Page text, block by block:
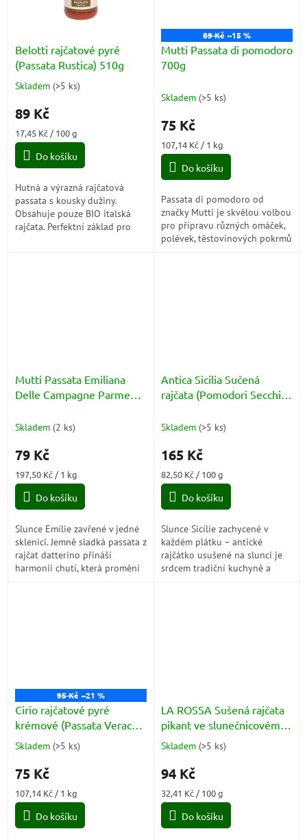
Belotti rajčatové pyré
(Passata Rustica) 510g
Průměrné
produktu
5,0
5
Skladem (>5 ks)
89 Kč
Měrná
cena:
17,45 Kč / 100 g
Do košíku
Hutná a výrazná rajčatová
passata s kousky dužiny.
Obsahuje pouze BIO italská
rajčata. Perfektní základ pro
89 Kč –15 %
Mutti Passata di pomodoro
700g
Skladem (>5 ks)
75 Kč
Měrná
cena:
107,14 Kč / 1 kg
Do košíku
Passata di pomodoro od
značky Mutti je skvělou volbou
pro přípravu různých omáček,
polévek, těstovinových pokrmů
Mutti Passata Emiliana
Delle Campagne Parmensi
Skladem (2 ks)
79 Kč
Měrná
cena:
197,50 Kč / 1 kg
Do košíku
Slunce Emílie zavřené v jedné
sklenici. Jemně sladká passata z
rajčat datterino přináší
harmonii chutí, která promění
Antica Sicilia Sučená
rajčata (Pomodori Secchi)
Skladem (>5 ks)
165 Kč
Měrná
cena:
82,50 Kč / 100 g
Do košíku
Slunce Sicílie zachycené v
každém plátku – antické
rajčátko usušené na slunci je
srdcem tradiční kuchyně a
95 Kč –21 %
Cirio rajčatové pyré
krémové (Passata Verace)
700g
Průměrné
produktu
5,0
5
Skladem (>5 ks)
75 Kč
Měrná
cena:
107,14 Kč / 1 kg
Do košíku
LA ROSSA Sušená rajčata
pikant ve slunečnicovém
oleji 290g
Průměrné
produktu
4,0
5
Skladem (>5 ks)
94 Kč
Měrná
cena:
32,41 Kč / 100 g
Do košíku